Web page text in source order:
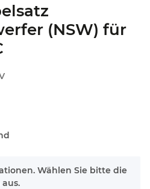
(NSW) für
Wählen Sie bitte die